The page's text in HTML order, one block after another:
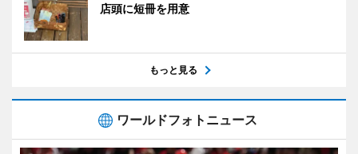
店頭に短冊を用意
もっと見る
ワールドフォトニュース